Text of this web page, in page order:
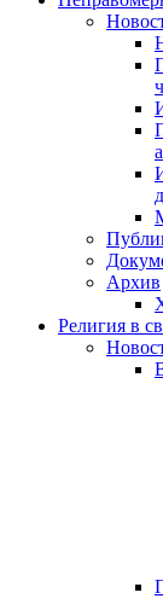
Архив
Религия в